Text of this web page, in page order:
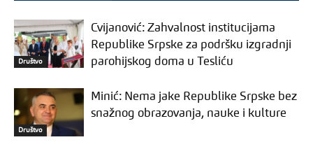
Društvo
Cvijanović: Zahvalnost institucijama
Republike Srpske za podršku izgradnji
parohijskog doma u Tesliću
Društvo
Minić: Nema jake Republike Srpske bez
snažnog obrazovanja, nauke i kulture